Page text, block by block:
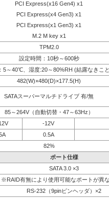
PCI Express(x16 Gen4) x1
PCI Express(x4 Gen3) x1
PCI Express(x1 Gen3) x1
M.2 M key x1
TPM2.0
設定時間：10秒～600秒
5～40℃、湿度:20～80%RH (結露なきこ
482(W)×480(D)×177.5(H)
SATAスーパーマルチドライブ 有/無
85～264V（自動切替・47～63Hz）
-12V
0.5A
82%
ポート仕様
SATA 3.0 ×3
※RAID有無により使用可能なポートが異
RS-232（9pinピンヘッダ）×2